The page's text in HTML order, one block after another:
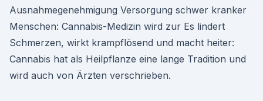
Ausnahmegenehmigung Versorgung schwer kranker
Menschen: Cannabis-Medizin wird zur Es lindert
Schmerzen, wirkt krampflösend und macht heiter:
Cannabis hat als Heilpflanze eine lange Tradition und
wird auch von Ärzten verschrieben.